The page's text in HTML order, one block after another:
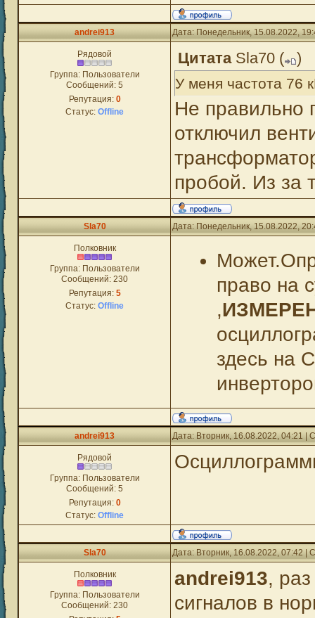
andrei913 Дата: Понедельник, 15.08.2022,
Рядовой
Группа: Пользователи
Сообщений: 5
Репутация: 0
Статус: Offline
Цитата Sla70 ( )
У меня частота 76
Не правильно
отключил
пробой. Из за
Sla70 Дата: Понедельник, 15.08.2022,
Полковник
Группа: Пользователи
Сообщений: 230
Репутация: 5
Статус: Offline
право на
,
здесь на
andrei913 Дата: Вторник, 16.08.2022, 04:21 |
Рядовой
Группа: Пользователи
Сообщений: 5
Репутация: 0
Статус: Offline
Sla70 Дата: Вторник, 16.08.2022, 07:42 |
Полковник
Группа: Пользователи
Сообщений: 230
andrei913,
сигналов в